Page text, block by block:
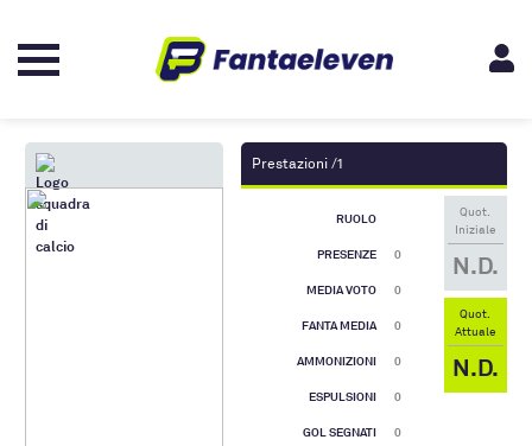
Prestazioni /1
RUOLO
PRESENZE 0
MEDIA VOTO 0
FANTA MEDIA 0
AMMONIZIONI 0
ESPULSIONI 0
GOL SEGNATI 0
Quot.
Iniziale
N.D.
Quot.
Attuale
N.D.